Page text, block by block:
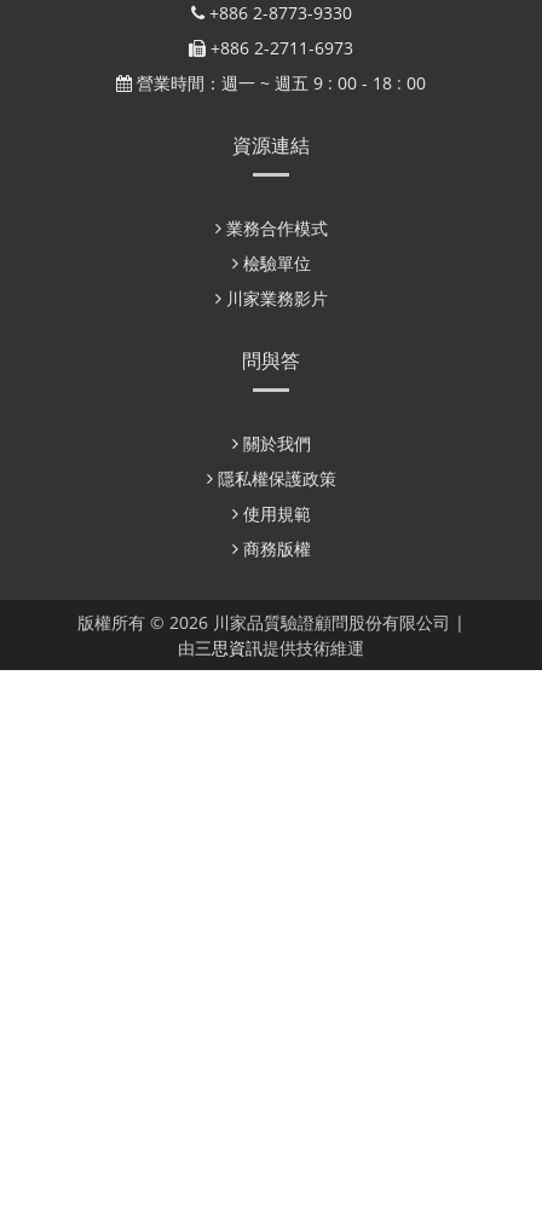
+886 2-8773-9330
+886 2-2711-6973
營業時間：週一 ~ 週五 9 : 00 - 18 : 00
資源連結
業務合作模式
檢驗單位
川家業務影片
問與答
關於我們
隱私權保護政策
使用規範
商務版權
版權所有 © 2026 川家品質驗證顧問股份有限公司 |
由三思資訊提供技術維運